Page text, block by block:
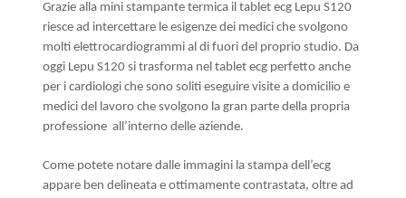
Grazie alla mini stampante termica il tablet ecg Lepu S120
riesce ad intercettare le esigenze dei medici che svolgono
molti elettrocardiogrammi al di fuori del proprio studio. Da
oggi Lepu S120 si trasforma nel tablet ecg perfetto anche
per i cardiologi che sono soliti eseguire visite a domicilio e
medici del lavoro che svolgono la gran parte della propria
professione all’interno delle aziende.
Come potete notare dalle immagini la stampa dell’ecg
appare ben delineata e ottimamente contrastata, oltre ad